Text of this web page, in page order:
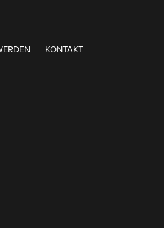
KONTAKT